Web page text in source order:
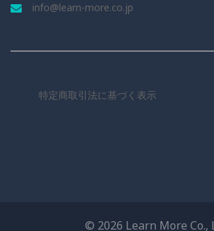
info@learn-more.co.jp
特定商取引法に基づく表示
© 2026 Learn More Co.,